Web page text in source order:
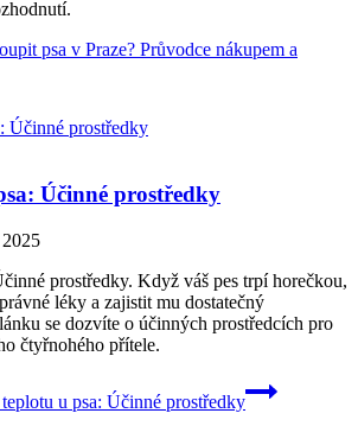
psa v Praze? Průvodce nákupem a
Účinné prostředky
prostředky. Když váš pes trpí horečkou,
léky a zajistit mu dostatečný
se dozvíte o účinných prostředcích pro
čtyřnohého přítele.
u psa: Účinné prostředky